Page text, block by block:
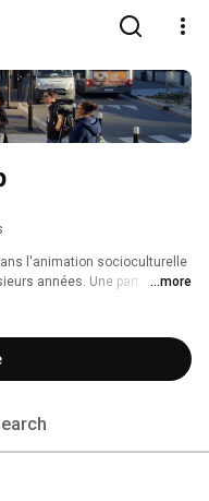
l'animation socioculturelle
années. Une part
un ciné-club mensuel,
ou en festival. Elle propose
pour tous publics à
Saint-Denis.
...more